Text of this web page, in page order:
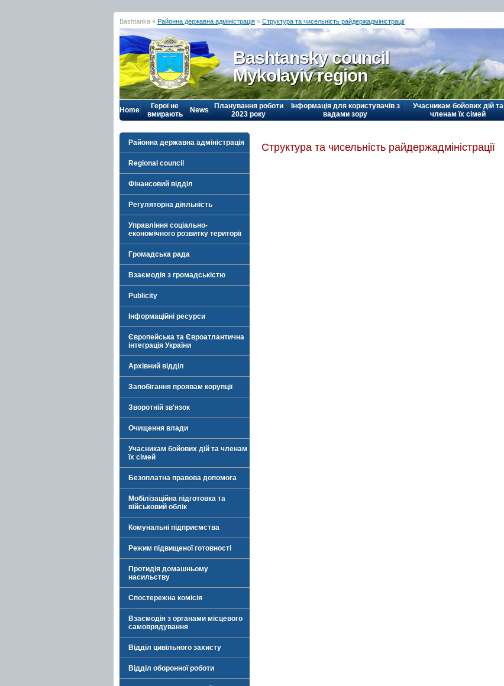
Bashtanka » Районна державна адміністрація » Структура та чисельність райдержадміністрації
Bashtansky council
Mykolayiv region
Home
Герої не
вмирають
News
Планування роботи
2023 року
Інформація для користувачів з
вадами зору
Учасникам бойових дій та
членам їх сімей
Районна державна адміністрація
Regional council
Фінансовий відділ
Регуляторна діяльність
Управління соціально-
економічного розвитку території
Громадська рада
Взаємодія з громадськістю
Publicity
Інформаційні ресурси
Європейська та Євроатлантична
інтеграція України
Архівний відділ
Запобігання проявам корупції
Зворотній зв'язок
Очищення влади
Учасникам бойових дій та членам
їх сімей
Безоплатна правова допомога
Мобілізаційна підготовка та
військовий облік
Комунальні підприємства
Режим підвищеної готовності
Протидія домашньому
насильству
Спостережна комісія
Взаємодія з органами місцевого
самоврядування
Відділ цивільного захисту
Відділ оборонної роботи
Структура та чисельність райдержадміністрації